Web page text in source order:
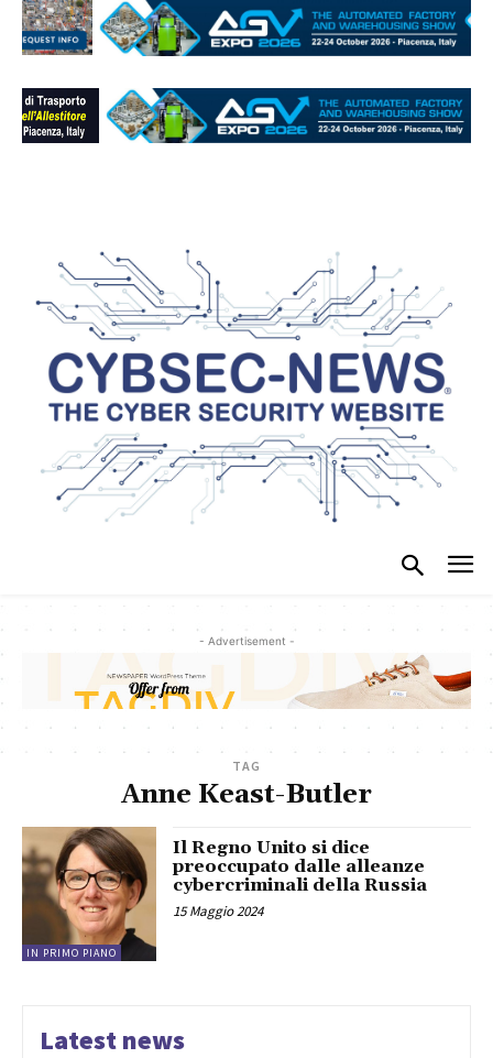
- Advertisement -
TAG
Anne Keast-Butler
IN PRIMO PIANO
Il Regno Unito si dice
preoccupato dalle alleanze
cybercriminali della Russia
15 Maggio 2024
Latest news